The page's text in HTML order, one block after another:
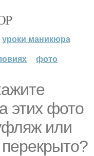
уроки маникюра
фото
этих фото
или